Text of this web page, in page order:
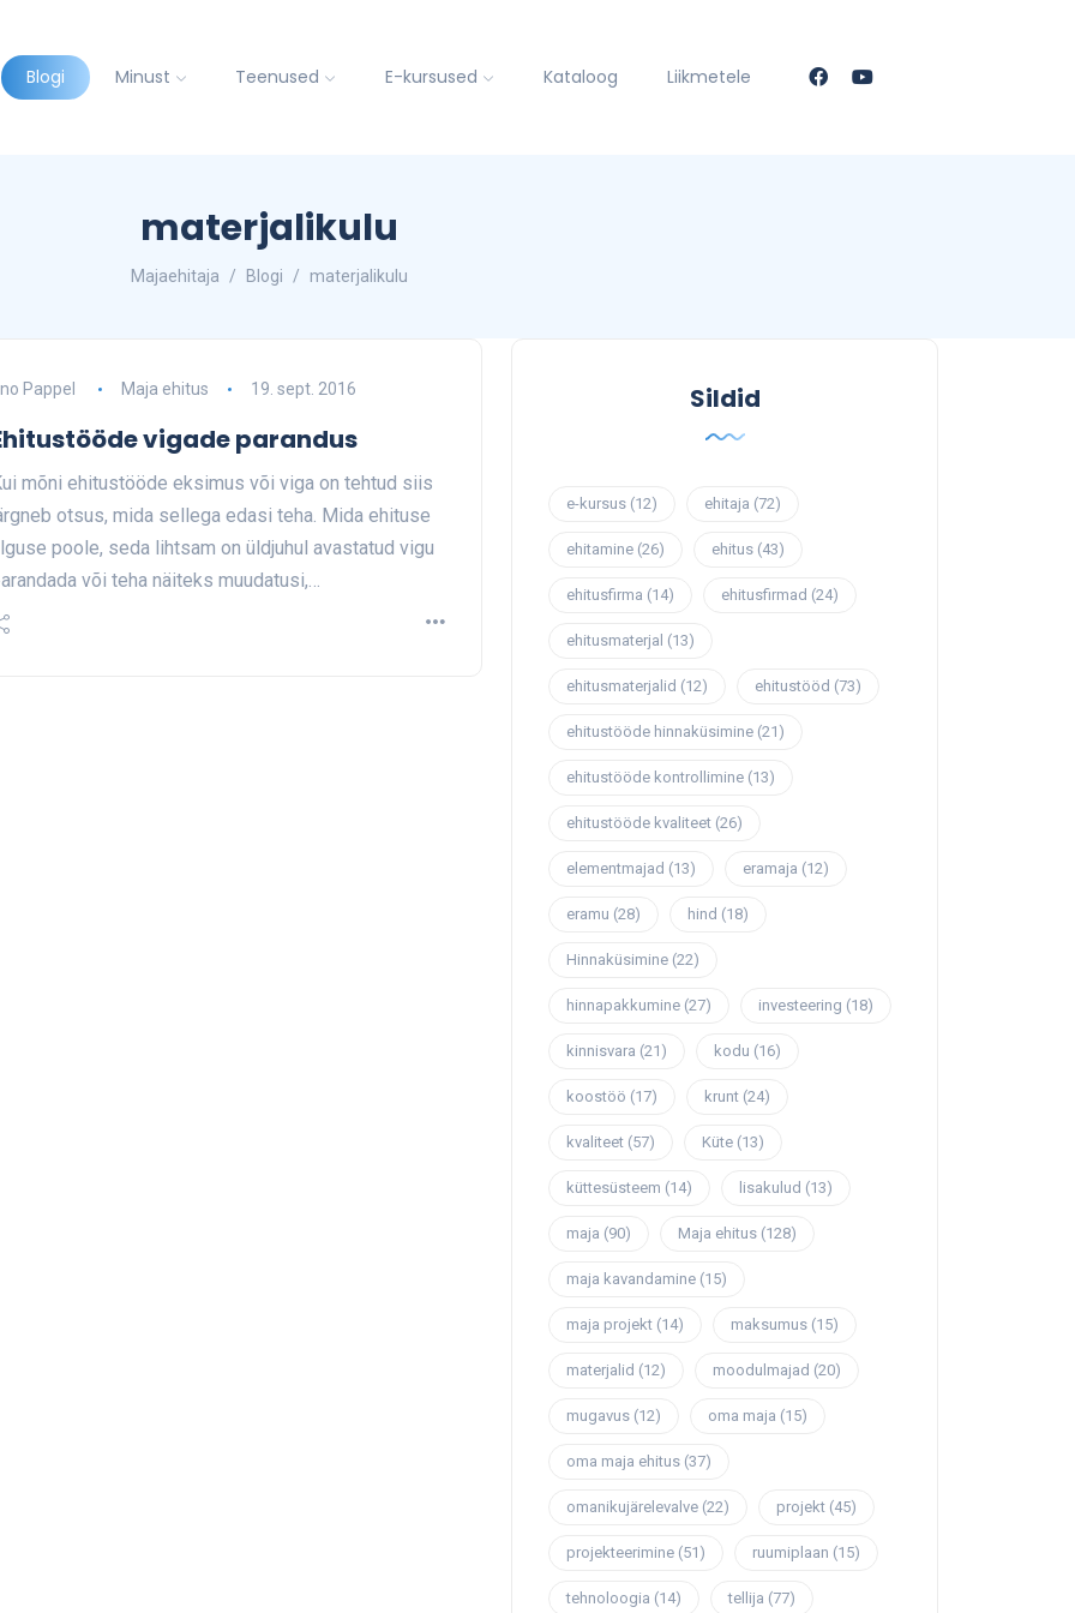
Blogi Minust Teenused E-kursused Kataloog Liikmetele
materjalikulu
Majaehitaja Blogi materjalikulu
Pappel Maja ehitus 19. sept. 2016
vigade parandus
mõni ehitustööde eksimus või viga on tehtud siis
otsus, mida sellega edasi teha. Mida ehituse
poole, seda lihtsam on üldjuhul avastatud vigu
või teha näiteks muudatusi,…
Sildid
e-kursus (12) ehitaja (72)
ehitamine (26) ehitus (43)
ehitusfirma (14) ehitusfirmad (24)
ehitusmaterjal (13)
ehitusmaterjalid (12) ehitustööd (73)
ehitustööde hinnaküsimine (21)
ehitustööde kontrollimine (13)
ehitustööde kvaliteet (26)
elementmajad (13) eramaja (12)
eramu (28) hind (18)
Hinnaküsimine (22)
hinnapakkumine (27) investeering (18)
kinnisvara (21) kodu (16)
koostöö (17) krunt (24)
kvaliteet (57) Küte (13)
küttesüsteem (14) lisakulud (13)
maja (90) Maja ehitus (128)
maja kavandamine (15)
maja projekt (14) maksumus (15)
materjalid (12) moodulmajad (20)
mugavus (12) oma maja (15)
oma maja ehitus (37)
omanikujärelevalve (22) projekt (45)
projekteerimine (51) ruumiplaan (15)
tehnoloogia (14) tellija (77)